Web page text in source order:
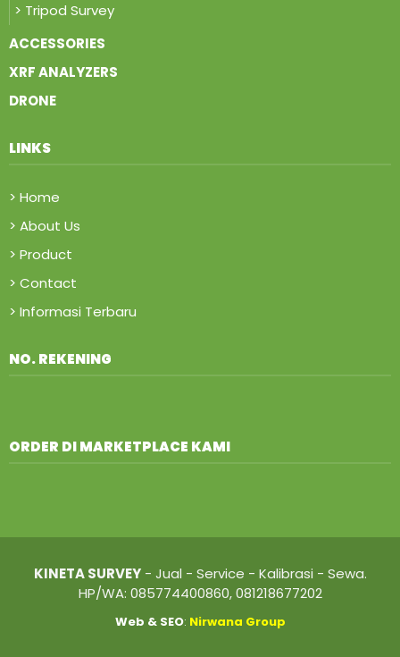
> Tripod Survey
ACCESSORIES
XRF ANALYZERS
DRONE
LINKS
> Home
> About Us
> Product
> Contact
> Informasi Terbaru
NO. REKENING
ORDER DI MARKETPLACE KAMI
KINETA SURVEY- Jual - Service - Kalibrasi - Sewa.
HP/WA: 085774400860, 081218677202
Web & SEO: Nirwana Group